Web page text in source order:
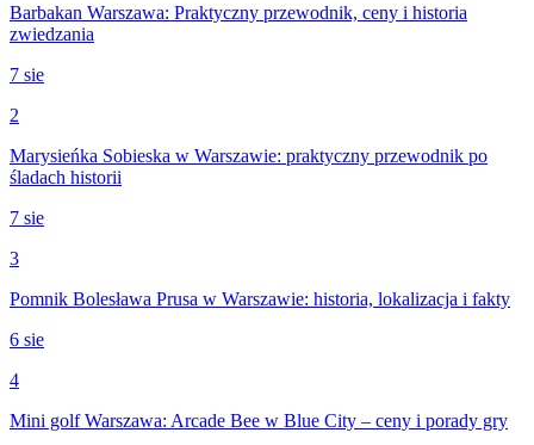
Barbakan Warszawa: Praktyczny przewodnik, ceny i historia
zwiedzania
7 sie
2
Marysieńka Sobieska w Warszawie: praktyczny przewodnik po
śladach historii
7 sie
3
Pomnik Bolesława Prusa w Warszawie: historia, lokalizacja i fakty
6 sie
4
Mini golf Warszawa: Arcade Bee w Blue City – ceny i porady gry